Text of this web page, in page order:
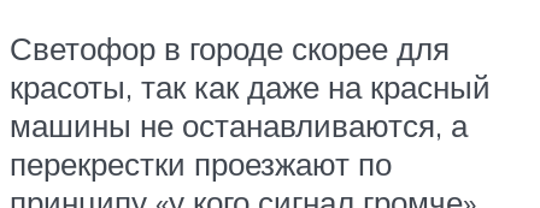
Светофор в городе скорее для
красоты, так как даже на красный
машины не останавливаются, а
перекрестки проезжают по